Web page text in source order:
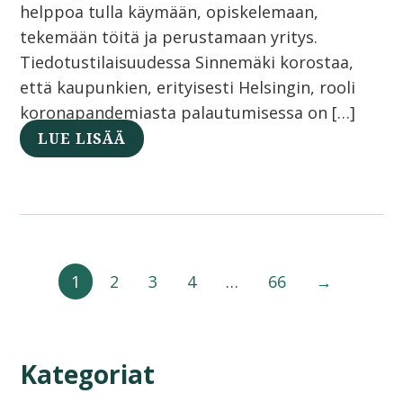
helppoa tulla käymään, opiskelemaan,
tekemään töitä ja perustamaan yritys.
Tiedotustilaisuudessa Sinnemäki korostaa,
että kaupunkien, erityisesti Helsingin, rooli
koronapandemiasta palautumisessa on […]
LUE LISÄÄ
1 2 3 4 … 66 →
Kategoriat